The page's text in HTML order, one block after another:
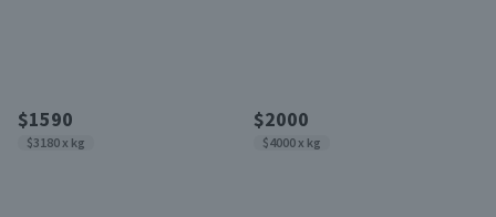
$1590
$3180 x kg
$2000
$4000 x kg